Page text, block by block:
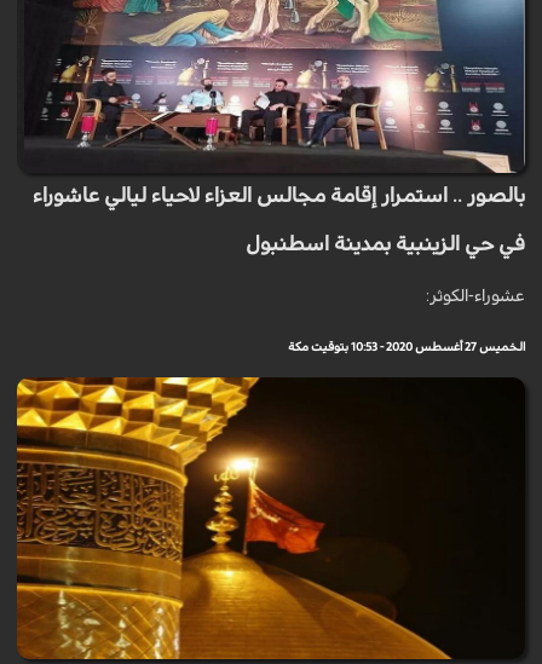
بالصور .. استمرار إقامة مجالس العزاء لاحياء ليالي عاشوراء
في حي الزينبية بمدينة اسطنبول
عشوراء-الكوثر:
الخميس 27 أغسطس 2020 - 10:53 بتوقيت مكة